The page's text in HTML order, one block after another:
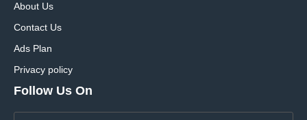
About Us
Contact Us
Ads Plan
Privacy policy
Follow Us On